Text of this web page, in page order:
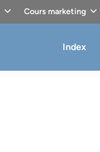
Cours marketing
Index